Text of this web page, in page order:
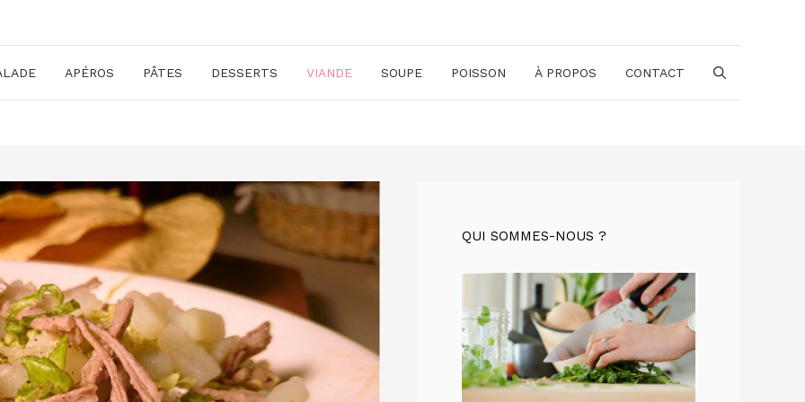
APÉROS PÂTES DESSERTS VIANDE SOUPE POISSON À PROPOS CONTACT
QUI SOMMES-NOUS ?